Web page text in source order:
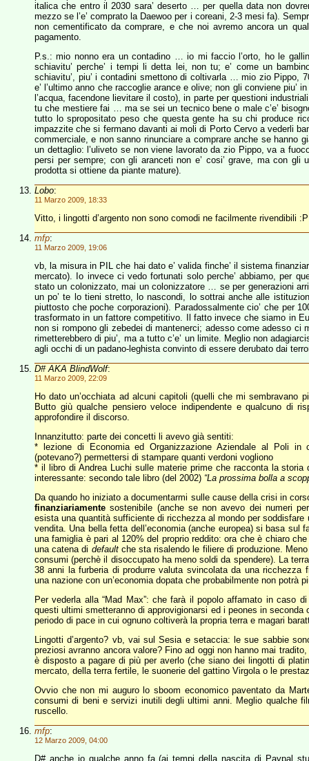
italica che entro il 2030 sara’ deserto … per quella data non
mezzo se l’e’ comprato la Daewoo per i coreani, 2-3 mesi fa).
non cementificato da comprare, e che noi avremo ancora un
pagamento.
P.s.: mio nonno era un contadino … io mi faccio l’orto, ho le
schiavitu’ perche’ i tempi li detta lei, non tu; e’ come un
schiavitu’, piu’ i contadini smettono di coltivarla … mio zio Pippo,
e’ l’ultimo anno che raccoglie arance e olive; non gli conviene
l’acqua, facendone lievitare il costo), in parte per questioni
tu che mestiere fai … ma se sei un tecnico bene o male c’e’
tutto lo spropositato peso che questa gente ha su chi produce
impazzite che si fermano davanti ai moli di Porto Cervo a vederli
commerciale, e non sanno rinunciare a comprare anche se hanno
un dettaglio: l’uliveto se non viene lavorato da zio Pippo, va a
persi per sempre; con gli aranceti non e’ cosi’ grave, ma con gli
prodotta si ottiene da piante mature).
Lobo:
11 Marzo 2009, 18:33
Vitto, i lingotti d’argento non sono comodi ne facilmente rivendibili
mfp:
11 Marzo 2009, 19:06
vb, la misura in PIL che hai dato e’ valida finche’ il sistema
mercato). Io invece ci vedo fortunati solo perche’ abbiamo, per
stato un colonizzato, mai un colonizzatore … se per generazioni
un po’ te lo tieni stretto, lo nascondi, lo sottrai anche alle
piuttosto che poche corporazioni). Paradossalmente cio’ che per
trasformato in un fattore competitivo. Il fatto invece che siamo in
non si rompono gli zebedei di mantenerci; adesso come adesso ci
rimetterebbero di piu’, ma a tutto c’e’ un limite. Meglio non
agli occhi di un padano-leghista convinto di essere derubato dai
D# AKA BlindWolf:
11 Marzo 2009, 22:09
Ho dato un’occhiata ad alcuni capitoli (quelli che mi sembravano
Butto giù qualche pensiero veloce indipendente e qualcuno di
approfondire il discorso.
Innanzitutto: parte dei concetti li avevo già sentiti:
* lezione di Economia ed Organizzazione Aziendale al Poli
(potevano?) permettersi di stampare quanti verdoni vogliono
* il libro di Andrea Luchi sulle materie prime che racconta la
interessante: secondo tale libro (del 2002) “La prossima bolla a
Da quando ho iniziato a documentarmi sulle cause della crisi in
finanziariamente sostenibile (anche se non avevo dei numeri
esista una quantità sufficiente di ricchezza al mondo per
vendita. Una bella fetta dell’economia (anche europea) si basa sul
una famiglia è pari al 120% del proprio reddito: ora che è chiaro
una catena di defaultche sta risalendo le filiere di produzione.
consumi (perchè il disoccupato ha meno soldi da spendere). La
38 anni la furberia di produrre valuta svincolata da una ricchezza
una nazione con un’economia dopata che probabilmente non potrà
Per vederla alla “Mad Max”: che farà il popolo affamato in caso
questi ultimi smetteranno di approvigionarsi ed i peones in
periodo di pace in cui ognuno coltiverà la propria terra e magari
Lingotti d’argento? vb, vai sul Sesia e setaccia: le sue sabbie
preziosi avranno ancora valore? Fino ad oggi non hanno mai
è disposto a pagare di più per averlo (che siano dei lingotti di
mercato, della terra fertile, le suonerie del gattino Virgola o le
Ovvio che non mi auguro lo sboom economico paventato da
consumi di beni e servizi inutili degli ultimi anni. Meglio qualche
ruscello.
mfp:
12 Marzo 2009, 04:00
D# anche io qualche anno fa (ai tempi della nascita di Paypal